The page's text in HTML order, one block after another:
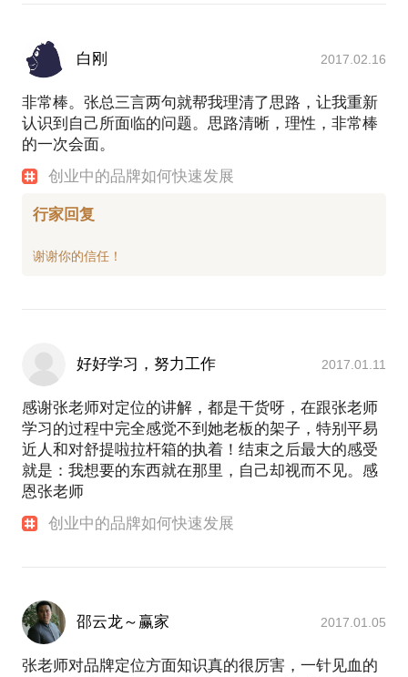
白刚 2017.02.16
非常棒。张总三言两句就帮我理清了思路，让我重新
认识到自己所面临的问题。思路清晰，理性，非常棒
的一次会面。
创业中的品牌如何快速发展
行家回复
好好学习，努力工作 2017.01.11
感谢张老师对定位的讲解，都是干货呀，在跟张老师
学习的过程中完全感觉不到她老板的架子，特别平易
近人和对舒提啦拉杆箱的执着！结束之后最大的感受
就是：我想要的东西就在那里，自己却视而不见。感
恩张老师
创业中的品牌如何快速发展
邵云龙～赢家 2017.01.05
张老师对品牌定位方面知识真的很厉害，一针见血的